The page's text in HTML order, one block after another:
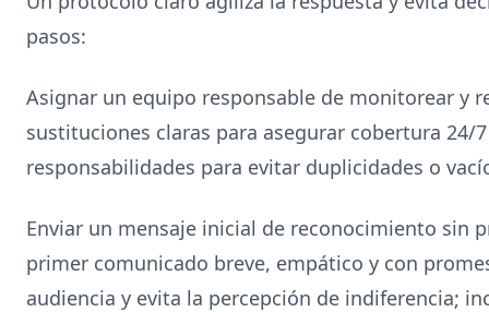
pasos:
Asignar un equipo responsable de monitorear y
sustituciones claras para asegurar cobertura 24/
responsabilidades para evitar duplicidades o
Enviar un mensaje inicial de reconocimiento sin
primer comunicado breve, empático y con
audiencia y evita la percepción de indiferencia;